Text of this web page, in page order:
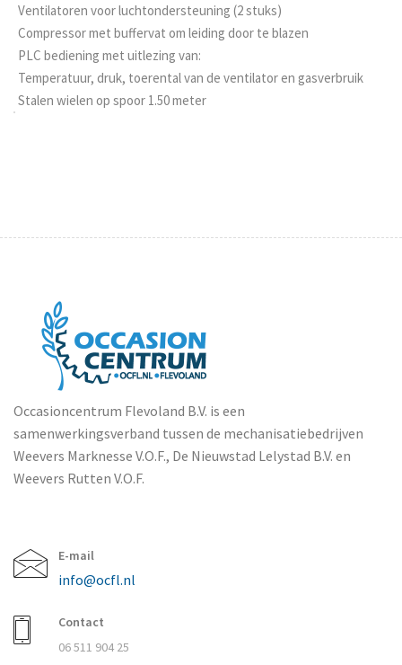
Ventilatoren voor luchtondersteuning (2 stuks)
Compressor met buffervat om leiding door te blazen
PLC bediening met uitlezing van:
Temperatuur, druk, toerental van de ventilator en gasverbruik
Stalen wielen op spoor 1.50 meter
Occasioncentrum Flevoland B.V. is een
samenwerkingsverband tussen de mechanisatiebedrijven
Weevers Marknesse V.O.F., De Nieuwstad Lelystad B.V. en
Weevers Rutten V.O.F.
E-mail
info@ocfl.nl
Contact
06 511 904 25